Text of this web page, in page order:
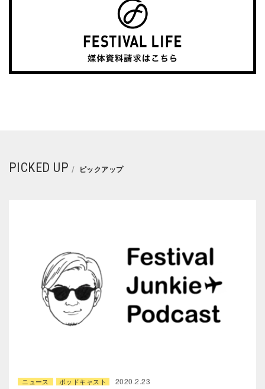
PICKED UP ピックアップ
ニュース ポッドキャスト 2020.2.23